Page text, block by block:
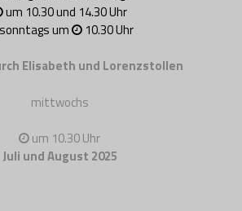
um 10.30 und 14.30 Uhr
sonntags um
10.30 Uhr
Elisabeth und Lorenzstollen
mittwochs
um 10.30 Uhr
Juli und August 2025